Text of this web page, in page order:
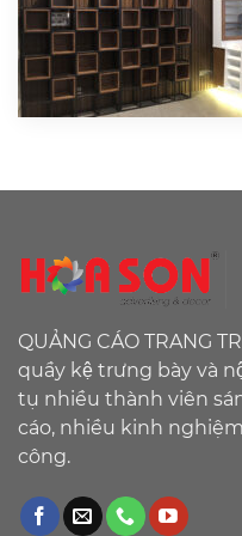
QUẢNG CÁO TRANG
quầy kệ trưng bày và
tụ nhiều thành viên
cáo, nhiều kinh
công.